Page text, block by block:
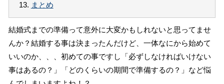
13. まとめ
結婚式までの準備って意外に大変かもしれないと思ってませ
んか？結婚する事は決まったんだけど、一体なにから始めて
いいのか、、、初めての事ですし「必ずしなければいけない
事はあるの？」「どのくらいの期間で準備するの？」など悩